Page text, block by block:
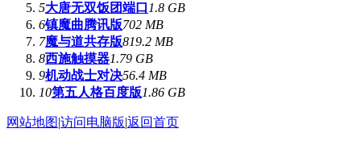
5大唐无双饭团端口 1.8 GB
6镇魔曲腾讯版702 MB
7魔与道共存版819.2 MB
8西施触摸器1.79 GB
9机动战士对决56.4 MB
10第五人格百度版1.86 GB
网站地图|访问电脑版|返回首页